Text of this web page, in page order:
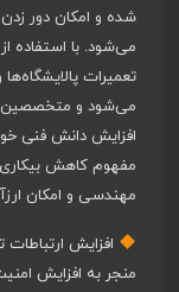
شده و امکان دور
می‌شود. با استفاده
تعمیرات
می‌شود و متخصصین
افزایش دانش فنی
مفهوم کاهش
مهندسی و امکان
افزایش
منجر به افزایش